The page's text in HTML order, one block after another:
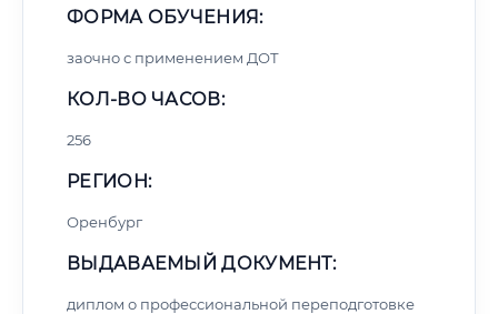
ФОРМА ОБУЧЕНИЯ:
заочно с применением ДОТ
КОЛ-ВО ЧАСОВ:
256
РЕГИОН:
Оренбург
ВЫДАВАЕМЫЙ ДОКУМЕНТ:
диплом о профессиональной переподготовке